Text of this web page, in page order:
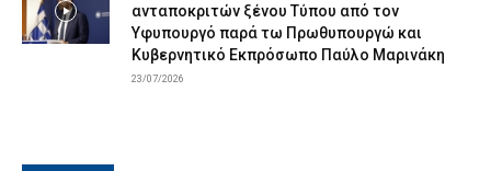
ανταποκριτών ξένου Τύπου από τον
Υφυπουργό παρά τω Πρωθυπουργώ και
Κυβερνητικό Εκπρόσωπο Παύλο Μαρινάκη
23/07/2026